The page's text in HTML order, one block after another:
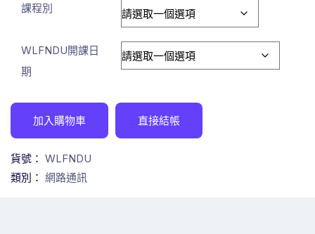
課程別
WLFNDU開課日
期
加入購物車 直接結帳
貨號： WLFNDU
類別： 網路通訊